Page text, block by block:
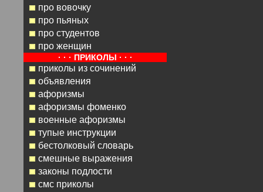
про вовочку
про пьяных
про студентов
про женщин
· · · ПРИКОЛЫ · · ·
приколы из сочинений
объявления
афоризмы
афоризмы фоменко
военные афоризмы
тупые инструкции
бестолковый словарь
смешные выражения
законы подлости
смс приколы